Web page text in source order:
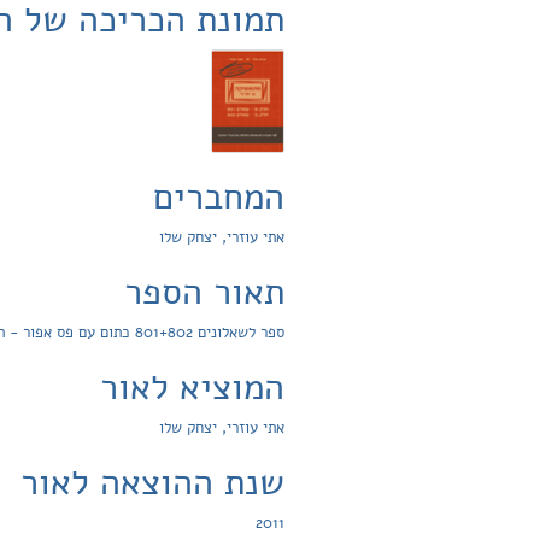
תמונת הכריכה של
המחברים
אתי עוזרי, יצחק שלו
תאור הספר
ספר לשאלונים 801+802 כתום עם פס אפור - תוכנית צבירתית לפי תכנית ההיבחנות החדשה - מעודכן לפי המאגר החדש לשאלון 801
המוציא לאור
אתי עוזרי, יצחק שלו
שנת ההוצאה לאור
2011